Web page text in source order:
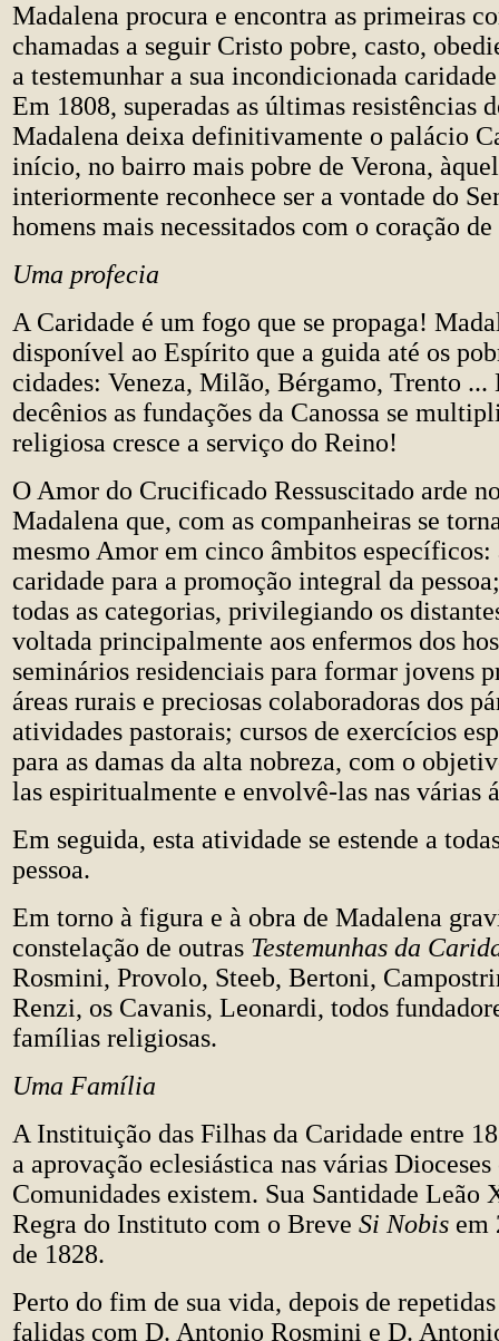
Madalena procura e encontra as primeiras
chamadas a seguir Cristo pobre, casto,
a testemunhar a sua incondicionada
Em 1808, superadas as últimas resistências
Madalena deixa definitivamente o palácio
início, no bairro mais pobre de Verona,
interiormente reconhece ser a vontade do
homens mais necessitados com o coração
Uma profecia
A Caridade é um fogo que se propaga!
disponível ao Espírito que a guida até os
cidades: Veneza, Milão, Bérgamo, Trento ...
decênios as fundações da Canossa se
religiosa cresce a serviço do Reino!
O Amor do Crucificado Ressuscitado arde
Madalena que, com as companheiras se
mesmo Amor em cinco âmbitos específicos:
caridade para a promoção integral da
todas as categorias, privilegiando os
voltada principalmente aos enfermos dos
seminários residenciais para formar jovens
áreas rurais e preciosas colaboradoras dos
atividades pastorais; cursos de exercícios
para as damas da alta nobreza, com o
las espiritualmente e envolvê-las nas várias
Em seguida, esta atividade se estende a
pessoa.
Em torno à figura e à obra de Madalena
constelação de outras Testemunhas da
Rosmini, Provolo, Steeb, Bertoni,
Renzi, os Cavanis, Leonardi, todos
famílias religiosas.
Uma Família
A Instituição das Filhas da Caridade entre
a aprovação eclesiástica nas várias Dioceses
Comunidades existem. Sua Santidade Leão
Regra do Instituto com o Breve Si Nobis em
de 1828.
Perto do fim de sua vida, depois de
falidas com D. Antonio Rosmini e D.